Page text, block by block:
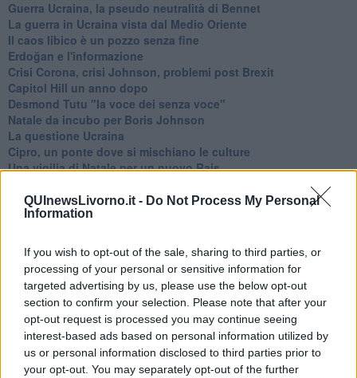
QUInewsLivorno.it - Do Not Process My Personal
Information
If you wish to opt-out of the sale, sharing to third parties, or
processing of your personal or sensitive information for
targeted advertising by us, please use the below opt-out
section to confirm your selection. Please note that after your
opt-out request is processed you may continue seeing
interest-based ads based on personal information utilized by
us or personal information disclosed to third parties prior to
your opt-out. You may separately opt-out of the further
Guerra Ucraina, la pseudo neutralità di Bennet
La guerra in Ucraina vista dal Medio Oriente
​Il caos libico è un pozzo senza fine
Erdoğan e l'informazione
Crisi Corona, crisi Johnson, problemi post Brexit
Capitol Hill un anno dopo
Desmond Tutu "la voce dei senza voce"
Natale da incubo per Boris Johnson
La questione Ucraina
Cipro, un ponte dove si mischiano le culture
Una vigilia di Natale per un nuovo Rais
Erdogan continua a sfidare l'Occidente
Libano, collasso economico e guerra civile
L'AUKUS e il Quad
Biden, primo presidente USA non in guerra
Papa Bergoglio vedrà Viktor Orbán
Bennet, un giorno in attesa di Biden
Il ritorno dei talebani
​La lenta agonia del Libano
Sudafrica, è allarme alimentare
Usa di nuovo al centro della geopolitica internazionale
L’appuntamento di Israele con il cambiamento